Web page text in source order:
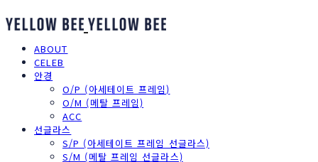
ABOUT
CELEB
안경
O/P (아세테이트 프레임)
O/M (메탈 프레임)
ACC
선글라스
S/P (아세테이트 프레임 선글라스)
S/M (메탈 프레임 선글라스)